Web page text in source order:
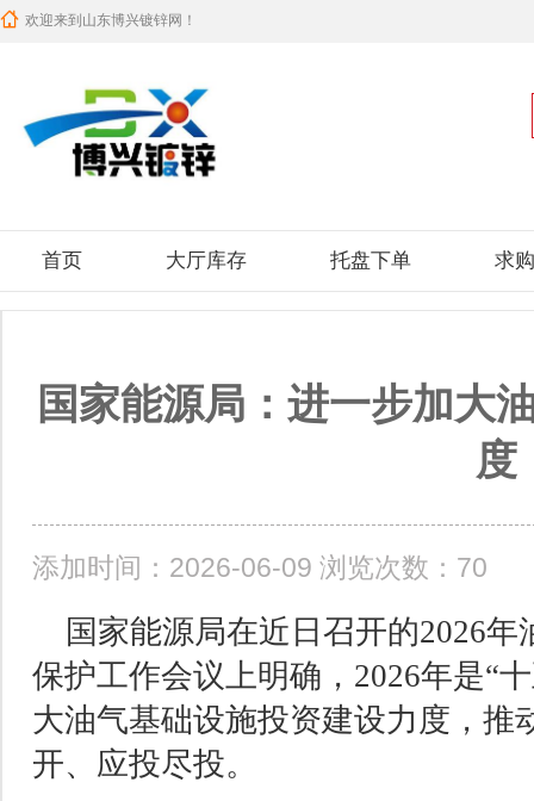
欢迎来到山东博兴镀锌网！
首页 大厅库存 托盘下单 求购
国家能源局：进一步加大
度
添加时间：2026-06-09 浏览次数：70
国家能源局在近日召开的2026
保护工作会议上明确，2026年是“
大油气基础设施投资建设力度，推
开、应投尽投。